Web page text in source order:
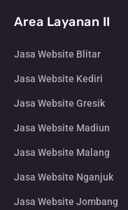
Area Layanan II
Jasa Website Blitar
Jasa Website Kediri
Jasa Website Gresik
Jasa Website Madiun
Jasa Website Malang
Jasa Website Nganjuk
Jasa Website Jombang